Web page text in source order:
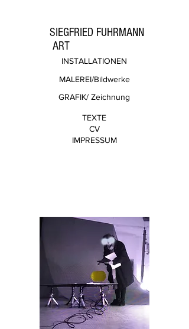
SIEGFRIED
ART
MALEREI/Bildwerke
GRAFIK/ Zeichnung
TEXTE
CV
IMPRESSUM
INSTALLATIONEN